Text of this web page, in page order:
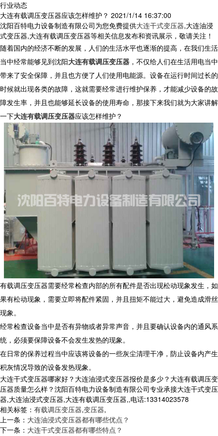
行业动态
大连有载调压变压器应该怎样维护？ 2021/1/14 16:37:00
沈阳百特电力设备制造有限公司为您免费提供大连干式变压器,大连油浸
式变压器,大连有载调压变压器等相关信息发布和资讯展示，敬请关注！
随着国内的经济不断的发展，人们的生活水平也逐渐的提高，在我们生活
当中经常能够见到沈阳大连有载调压变压器 ，不仅给人们在生活用电当中
带来了安全保障，并且也方便了人们使用电能源。设备在运行时间过长的
时候就出现各类的故障，这就需要经常进行维护保养，才能减少设备的故
障发生率，并且也能够延长设备的使用寿命，那接下来我们就为大家讲解
一下大连有载调压变压器应该怎样维护？
有载调压变压器需要经常检查内部的所有配件是否出现松动现象发生，如
果有松动现象，需要立即将配件紧固，并且扭矩不能过大，避免造成滑丝
现象。
经常检查设备当中是否有异物或者异常声音，并且要确认设备内的通风系
统，必须要保障设备不会发生发热的现象。
在日常的保养过程当中应该将设备的一些灰尘清理干净，防止设备内产生
积灰情况导致的设备发热现象。
大连干式变压器哪家好？大连油浸式变压器报价是多少？大连有载调压变
压器质量怎么样？沈阳百特电力设备制造有限公司专业承接大连干式变压
器,大连油浸式变压器,大连有载调压变压器,,电话:13314023578
相关标签： 有载调压变压器,变压器,
上一条： 大连油浸式变压器都有哪些优点？
下一条： 大连干式变压器都有哪些特点？